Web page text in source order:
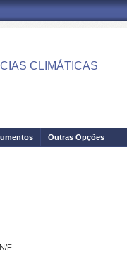
CLIMÁTICAS
Outras Opções
F